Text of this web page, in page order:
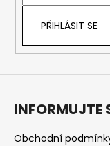
PŘIHLÁSIT SE
INFORMUJTE
Obchodní podmínky